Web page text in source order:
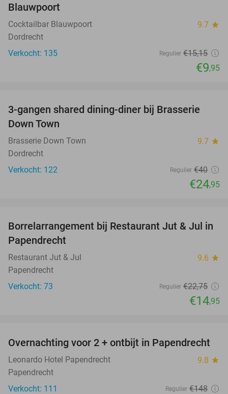
Blauwpoort
Cocktailbar Blauwpoort 9.7 star
Dordrecht
Verkocht: 135
Regulier €15,15
€9,95
38%
3-gangen shared dining-diner bij Brasserie
Down Town
Brasserie Down Town 9.7 star
Dordrecht
Verkocht: 122
Regulier €40
€24,95
34%
Borrelarrangement bij Restaurant Jut & Jul in
Papendrecht
Restaurant Jut & Jul 9.6 star
Papendrecht
Verkocht: 73
Regulier €22,75
€14,95
26%
Overnachting voor 2 + ontbijt in Papendrecht
Leonardo Hotel Papendrecht 9.8 star
Papendrecht
Verkocht: 111
Regulier €148